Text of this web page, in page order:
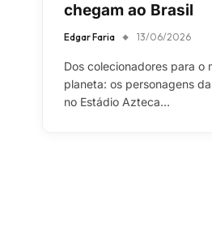
chegam ao Brasil
Edgar Faria 13/06/2026
Dos colecionadores para o
planeta: os personagens
no Estádio Azteca…